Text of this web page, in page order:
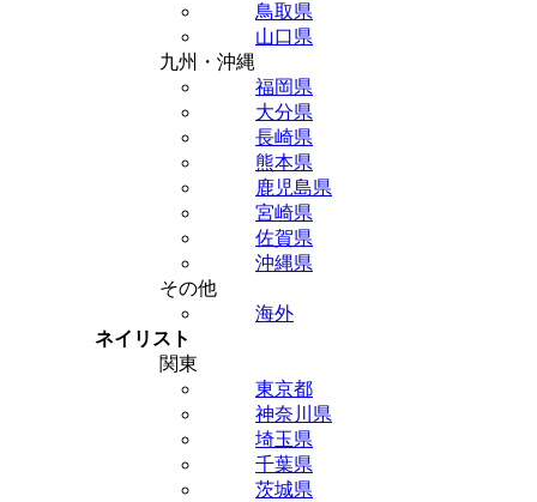
鳥取県
山口県
九州・沖縄
福岡県
大分県
長崎県
熊本県
鹿児島県
宮崎県
佐賀県
沖縄県
その他
海外
ネイリスト
関東
東京都
神奈川県
埼玉県
千葉県
茨城県